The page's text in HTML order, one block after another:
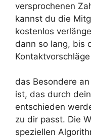
versprochenen
kannst du die
kostenlos
dann so lang, bis
das Besondere
ist, das durch
entschieden
zu dir passt. Die
speziellen